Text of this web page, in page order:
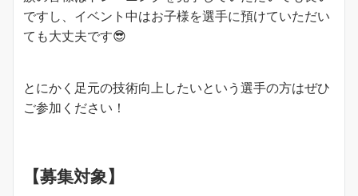
ですし、イベント中はお子様を選手に預けていただい
ても大丈夫です😎
とにかく足元の技術向上したいという選手の方はぜひ
ご参加ください！
【募集対象】